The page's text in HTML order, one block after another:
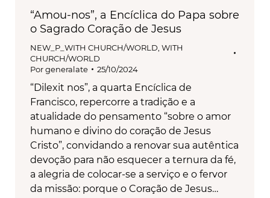
“Amou-nos”, a Encíclica do Papa sobre
o Sagrado Coração de Jesus
NEW_P_WITH CHURCH/WORLD, WITH
CHURCH/WORLD
Porgeneralate 25/10/2024
“Dilexit nos”, a quarta Encíclica de
Francisco, repercorre a tradição e a
atualidade do pensamento “sobre o amor
humano e divino do coração de Jesus
Cristo”, convidando a renovar sua autêntica
devoção para não esquecer a ternura da fé,
a alegria de colocar-se a serviço e o fervor
da missão: porque o Coração de Jesus…